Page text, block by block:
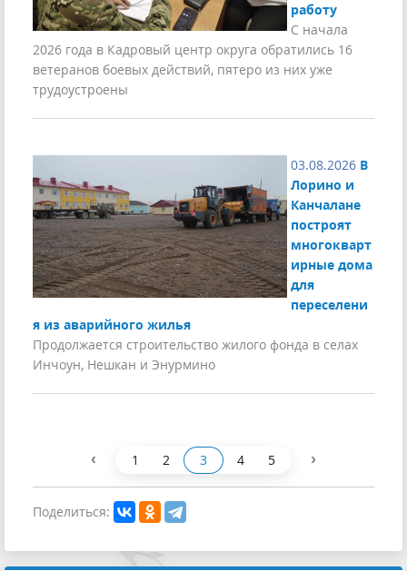
работу
С начала
2026 года в Кадровый центр округа обратились 16
ветеранов боевых действий, пятеро из них уже
трудоустроены
03.08.2026 В
Лорино и
Канчалане
построят
многокварт
ирные дома
для
переселени
я из аварийного жилья
Продолжается строительство жилого фонда в селах
Инчоун, Нешкан и Энурмино
‹ 1 2 3 4 5 ›
Поделиться: